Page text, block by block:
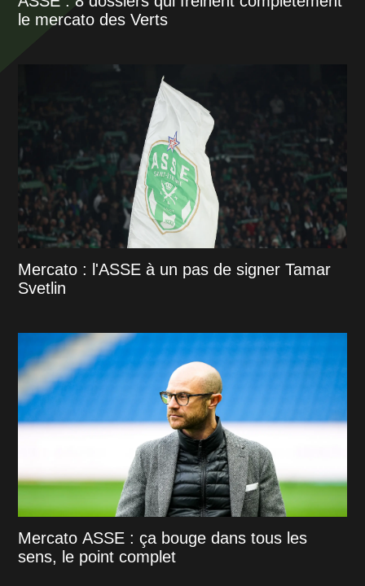
le mercato des Verts
Mercato : l'ASSE à un pas de signer Tamar
Svetlin
Mercato ASSE : ça bouge dans tous les
sens, le point complet